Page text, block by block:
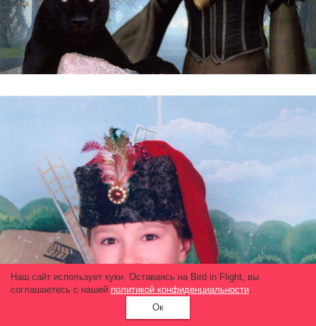
Наш сайт использует куки. Оставаясь на Bird in Flight, вы
соглашаетесь с нашей политикой конфиденциальности.
Ок